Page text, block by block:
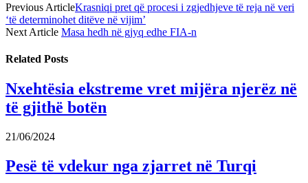
Previous ArticleKrasniqi pret që procesi i zgjedhjeve të reja në veri
‘të determinohet ditëve në vijim’
Next Article Masa hedh në gjyq edhe FIA-n
Related Posts
Nxehtësia ekstreme vret mijëra njerëz në
të gjithë botën
21/06/2024
Pesë të vdekur nga zjarret në Turqi